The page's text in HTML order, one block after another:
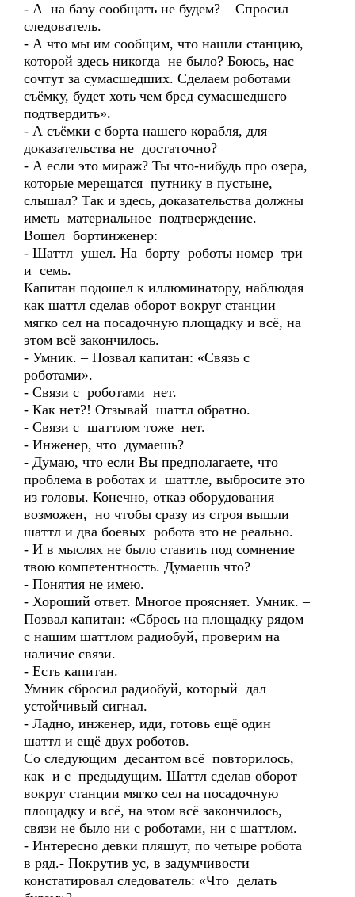
- А на базу сообщать не будем? – Спросил
следователь.
- А что мы им сообщим, что нашли станцию,
которой здесь никогда не было? Боюсь, нас
сочтут за сумасшедших. Сделаем роботами
съёмку, будет хоть чем бред сумасшедшего
подтвердить».
- А съёмки с борта нашего корабля, для
доказательства не достаточно?
- А если это мираж? Ты что-нибудь про озера,
которые мерещатся путнику в пустыне,
слышал? Так и здесь, доказательства должны
иметь материальное подтверждение.
Вошел бортинженер:
- Шаттл ушел. На борту роботы номер три
и семь.
Капитан подошел к иллюминатору, наблюдая
как шаттл сделав оборот вокруг станции
мягко сел на посадочную площадку и всё, на
этом всё закончилось.
- Умник. – Позвал капитан: «Связь с
роботами».
- Связи с роботами нет.
- Как нет?! Отзывай шаттл обратно.
- Связи с шаттлом тоже нет.
- Инженер, что думаешь?
- Думаю, что если Вы предполагаете, что
проблема в роботах и шаттле, выбросите это
из головы. Конечно, отказ оборудования
возможен, но чтобы сразу из строя вышли
шаттл и два боевых робота это не реально.
- И в мыслях не было ставить под сомнение
твою компетентность. Думаешь что?
- Понятия не имею.
- Хороший ответ. Многое проясняет. Умник. –
Позвал капитан: «Сбрось на площадку рядом
с нашим шаттлом радиобуй, проверим на
наличие связи.
- Есть капитан.
Умник сбросил радиобуй, который дал
устойчивый сигнал.
- Ладно, инженер, иди, готовь ещё один
шаттл и ещё двух роботов.
Со следующим десантом всё повторилось,
как и с предыдущим. Шаттл сделав оборот
вокруг станции мягко сел на посадочную
площадку и всё, на этом всё закончилось,
связи не было ни с роботами, ни с шаттлом.
- Интересно девки пляшут, по четыре робота
в ряд.- Покрутив ус, в задумчивости
констатировал следователь: «Что делать